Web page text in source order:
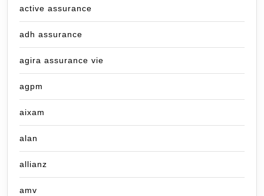
active assurance
adh assurance
agira assurance vie
agpm
aixam
alan
allianz
amv